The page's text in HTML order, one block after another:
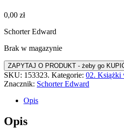
0,00 zł
Schorter Edward
Brak w magazynie
SKU: 153323. Kategorie: 02. Książki
Znacznik: Schorter Edward
Opis
Opis